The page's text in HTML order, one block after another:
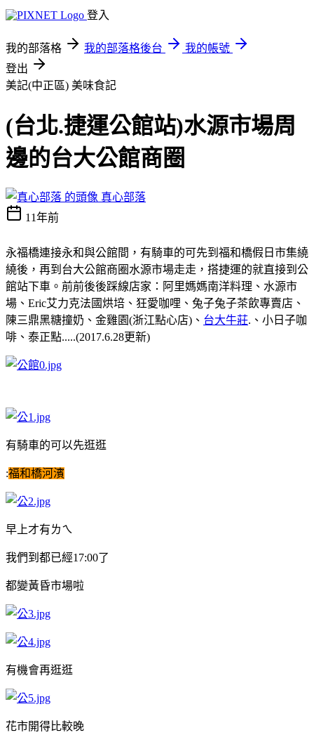
登入
我的部落格 我的部落格後台
我的帳號
登出
美記(中正區) 美味食記
(台北.捷運公館站)水源市場周
邊的台大公館商圈
真心部落
11年前
永福橋連接永和與公館間，有騎車的可先到福和橋假日市集繞
繞後，再到台大公館商圈水源市場走走，搭捷運的就直接到公
館站下車。前前後後踩線店家：阿里媽媽南洋料理、水源市
場、Eric艾力克法國烘培、狂愛咖哩、兔子兔子茶飲專賣店、
陳三鼎黑糖撞奶、金雞園(浙江點心店)、 台大牛莊.、小日子咖
啡、泰正點.....(2017.6.28更新)
有騎車的可以先逛逛
:福和橋河濱
早上才有ㄌㄟ
我們到都已經17:00了
都變黃昏市場啦
有機會再逛逛
花市開得比較晚